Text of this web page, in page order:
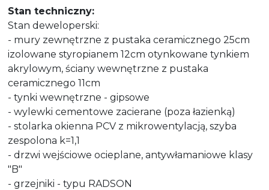
Stan techniczny:
Stan deweloperski:
- mury zewnętrzne z pustaka ceramicznego 25cm
izolowane styropianem 12cm otynkowane tynkiem
akrylowym, ściany wewnętrzne z pustaka
ceramicznego 11cm
- tynki wewnętrzne - gipsowe
- wylewki cementowe zacierane (poza łazienką)
- stolarka okienna PCV z mikrowentylacją, szyba
zespolona k=1,1
- drzwi wejściowe ocieplane, antywłamaniowe klasy
"B"
- grzejniki - typu RADSON